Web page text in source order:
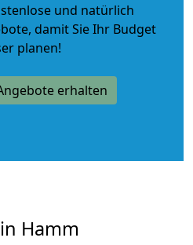
und natürlich
, damit Sie Ihr Budget
planen!
erhalten
Hamm